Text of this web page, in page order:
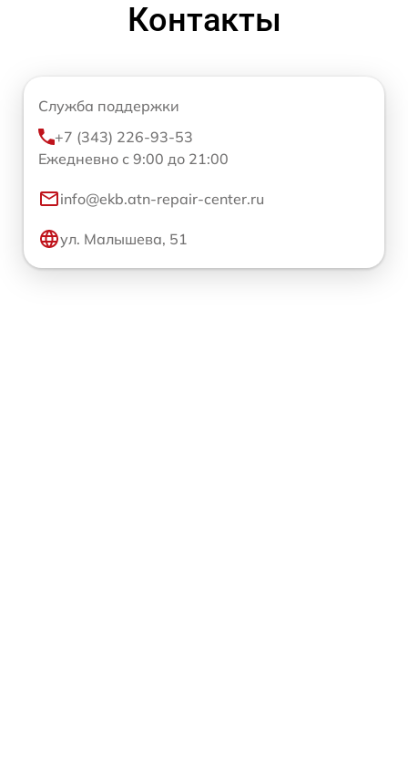
Контакты
Служба поддержки
+7 (343) 226-93-53
Ежедневно с 9:00 до 21:00
info@ekb.atn-repair-center.ru
ул. Малышева, 51